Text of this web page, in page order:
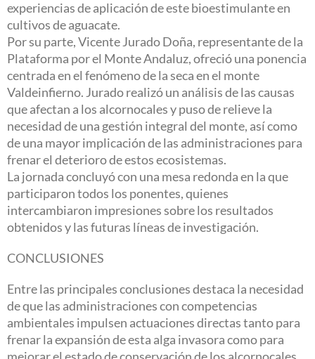
experiencias de aplicación de este bioestimulante en
cultivos de aguacate.
Por su parte, Vicente Jurado Doña, representante de la
Plataforma por el Monte Andaluz, ofreció una ponencia
centrada en el fenómeno de la seca en el monte
Valdeinfierno. Jurado realizó un análisis de las causas
que afectan a los alcornocales y puso de relieve la
necesidad de una gestión integral del monte, así como
de una mayor implicación de las administraciones para
frenar el deterioro de estos ecosistemas.
La jornada concluyó con una mesa redonda en la que
participaron todos los ponentes, quienes
intercambiaron impresiones sobre los resultados
obtenidos y las futuras líneas de investigación.
CONCLUSIONES
Entre las principales conclusiones destaca la necesidad
de que las administraciones con competencias
ambientales impulsen actuaciones directas tanto para
frenar la expansión de esta alga invasora como para